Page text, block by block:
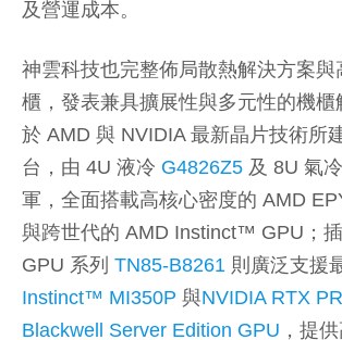
及營運成本。
神雲科技也完整佈局散熱解決方案與
櫃，發表兼具擴展性與多元性的機櫃
於 AMD 與 NVIDIA 最新晶片技術所
台，由 4U 液冷 G4826Z5 及 8U 氣冷
軍，全面搭載高核心密度的 AMD
與跨世代的 AMD Instinct™ GPU；
GPU 系列 TN85-B8261 則廣泛支援
Instinct™ MI350P 與NVIDIA RTX
Blackwell Server Edition GPU ，提